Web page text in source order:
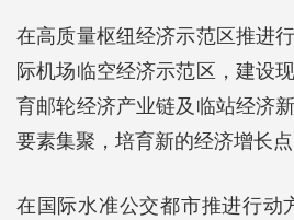
在高质量枢纽经济示范区推进
际机场临空经济示范区，建设
育邮轮经济产业链及临站经济
要素集聚，培育新的经济增长点
在国际水准公交都市推进行动